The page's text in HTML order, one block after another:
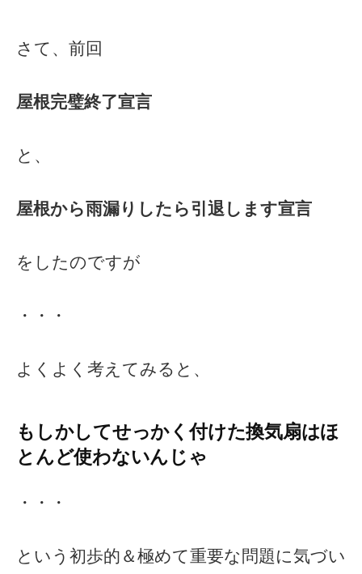
さて、前回
屋根完璧終了宣言
と、
屋根から雨漏りしたら引退します宣言
をしたのですが
・・・
よくよく考えてみると、
もしかしてせっかく付けた換気扇はほ
とんど使わないんじゃ
・・・
という初歩的＆極めて重要な問題に気づい